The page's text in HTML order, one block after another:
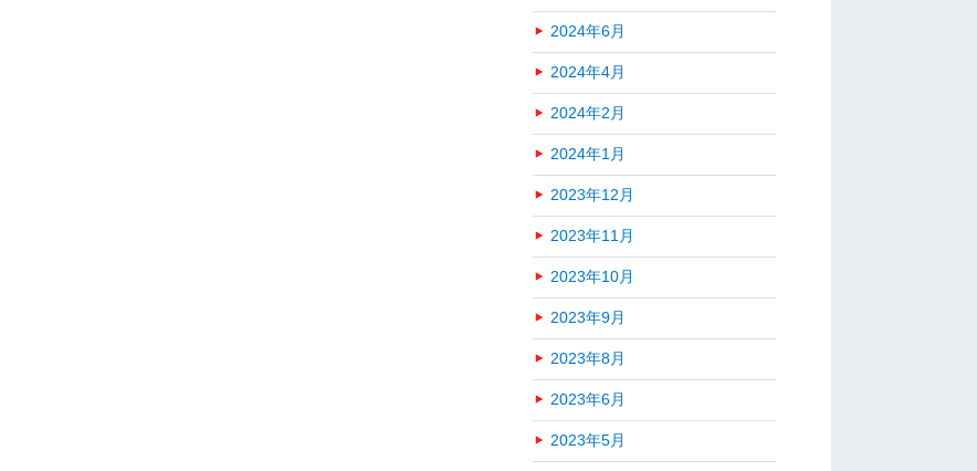
2024年6月
2024年4月
2024年2月
2024年1月
2023年12月
2023年11月
2023年10月
2023年9月
2023年8月
2023年6月
2023年5月